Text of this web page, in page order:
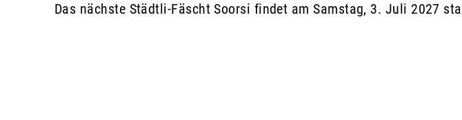
Das nächste Städtli-Fäscht Soorsi findet am Samstag, 3. Juli 2027